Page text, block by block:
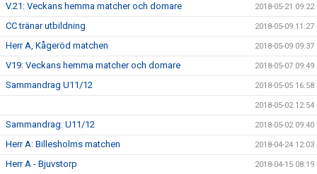
V.21: Veckans hemma matcher och domare 2018-05-21 09:22
CC tränar utbildning 2018-05-09 11:27
Herr A, Kågeröd matchen 2018-05-09 09:37
V19: Veckans hemma matcher och domare 2018-05-07 09:49
Sammandrag U11/12 2018-05-05 16:58
2018-05-02 12:54
Sammandrag: U11/12 2018-05-02 09:40
Herr A: Billesholms matchen 2018-04-24 12:03
Herr A - Bjuvstorp 2018-04-15 08:19